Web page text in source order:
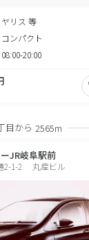
ヤリス 等
コンパクト
08:00-20:00
目から 2565m
JR岐阜駅前
2-1-2 丸産ビル